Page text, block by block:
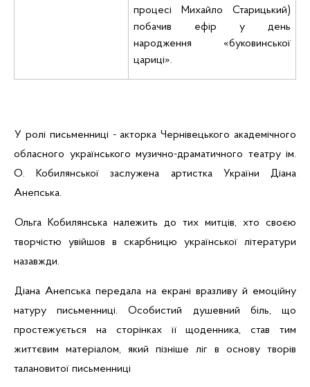
процесі Михайло Старицький)
побачив ефір у день
народження «буковинської
цариці».
У ролі письменниці - акторка Чернівецького академічного
обласного українського музично-драматичного театру ім.
О. Кобилянської заслужена артистка України Діана
Анепська.
Ольга Кобилянська належить до тих митців, хто своєю
творчістю увійшов в скарбницю української літератури
назавжди.
Діана Анепська передала на екрані вразливу й емоційну
натуру письменниці. Особистий душевний бiль, що
простежується на сторінках її щоденника, став тим
життєвим матеріалом, який пізніше ліг в основу творів
талановитої письменниці